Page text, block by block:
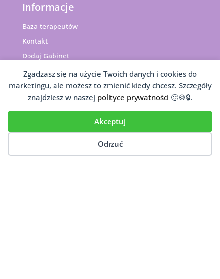
Zgadzasz się na użycie Twoich danych i cookies do
marketingu, ale możesz to zmienić kiedy chcesz. Szczegóły
znajdziesz w naszej polityce prywatności 🙂🍪🔒.
Akceptuj
Odrzuć
Informacje
Baza terapeutów
Kontakt
Dodaj Gabinet
BIELSKO-BIAŁA
KATOWICE KRAKÓW
LUBLIN OLSZTYN
WARSZAWA